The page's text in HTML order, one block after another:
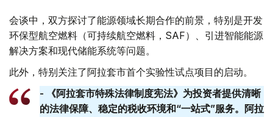
会谈中，双方探讨了能源领域长期合作的前景，特别是开发
环保型航空燃料（可持续航空燃料，SAF）、引进智能能源
解决方案和现代储能系统等问题。
此外，特别关注了阿拉套市首个实验性试点项目的启动。
- 《阿拉套市特殊法律制度宪法》为投资者提供清晰
的法律保障、稳定的税收环境和“一站式”服务。阿拉